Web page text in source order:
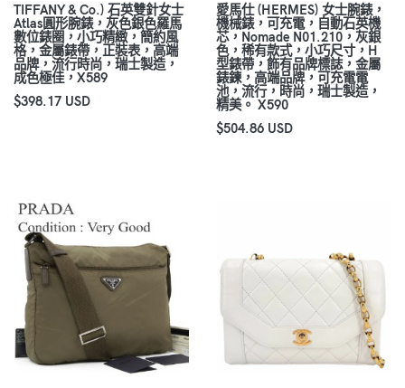
TIFFANY & Co.) 石英雙針女士
Atlas圓形腕錶，灰色銀色羅馬
數位錶圈，小巧精緻，簡約風
格，金屬錶帶，正裝表，高端
品牌，流行時尚，瑞士製造，
成色極佳，X589
$398.17 USD
愛馬仕 (HERMES) 女士腕錶，
機械錶，可充電，自動石英機
芯，Nomade N01.210，灰銀
色，稀有款式，小巧尺寸，H
型錶帶，飾有品牌標誌，金屬
錶鍊，高端品牌，可充電電
池，流行，時尚，瑞士製造，
精美。 X590
$504.86 USD